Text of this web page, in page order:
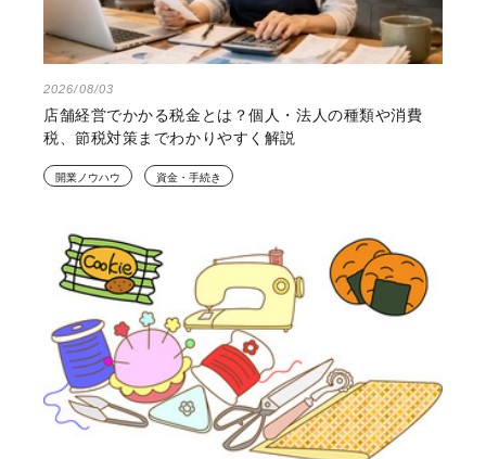
2026/08/03
店舗経営でかかる税金とは？個人・法人の種類や消費
税、節税対策までわかりやすく解説
開業ノウハウ 資金・手続き